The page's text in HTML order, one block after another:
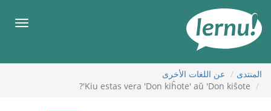
المحتويات
قائمة
المنتدى
عن اللغات الأخرى
Kiu estas vera 'Don kiĥote' aŭ 'Don kiŝote'?